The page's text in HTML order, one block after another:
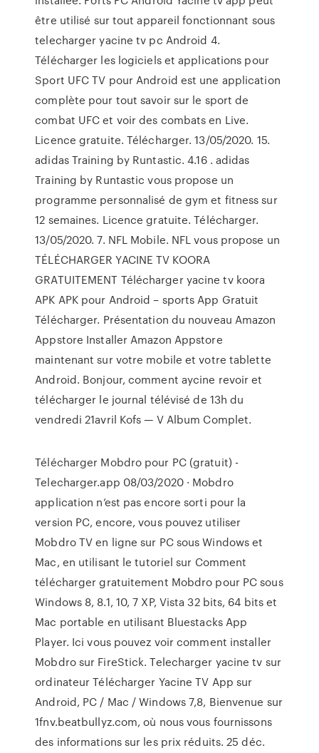
être utilisé sur tout appareil fonctionnant sous
telecharger yacine tv pc Android 4.
Télécharger les logiciels et applications pour
Sport UFC TV pour Android est une application
complète pour tout savoir sur le sport de
combat UFC et voir des combats en Live.
Licence gratuite. Télécharger. 13/05/2020. 15.
adidas Training by Runtastic. 4.16 . adidas
Training by Runtastic vous propose un
programme personnalisé de gym et fitness sur
12 semaines. Licence gratuite. Télécharger.
13/05/2020. 7. NFL Mobile. NFL vous propose un
TÉLÉCHARGER YACINE TV KOORA
GRATUITEMENT Télécharger yacine tv koora
APK APK pour Android – sports App Gratuit
Télécharger. Présentation du nouveau Amazon
Appstore Installer Amazon Appstore
maintenant sur votre mobile et votre tablette
Android. Bonjour, comment aycine revoir et
télécharger le journal télévisé de 13h du
vendredi 21avril Kofs — V Album Complet.
Télécharger Mobdro pour PC (gratuit) -
Telecharger.app 08/03/2020 · Mobdro
application n’est pas encore sorti pour la
version PC, encore, vous pouvez utiliser
Mobdro TV en ligne sur PC sous Windows et
Mac, en utilisant le tutoriel sur Comment
télécharger gratuitement Mobdro pour PC sous
Windows 8, 8.1, 10, 7 XP, Vista 32 bits, 64 bits et
Mac portable en utilisant Bluestacks App
Player. Ici vous pouvez voir comment installer
Mobdro sur FireStick. Telecharger yacine tv sur
ordinateur Télécharger Yacine TV App sur
Android, PC / Mac / Windows 7,8, Bienvenue sur
1fnv.beatbullyz.com, où nous vous fournissons
des informations sur les prix réduits. 25 déc.